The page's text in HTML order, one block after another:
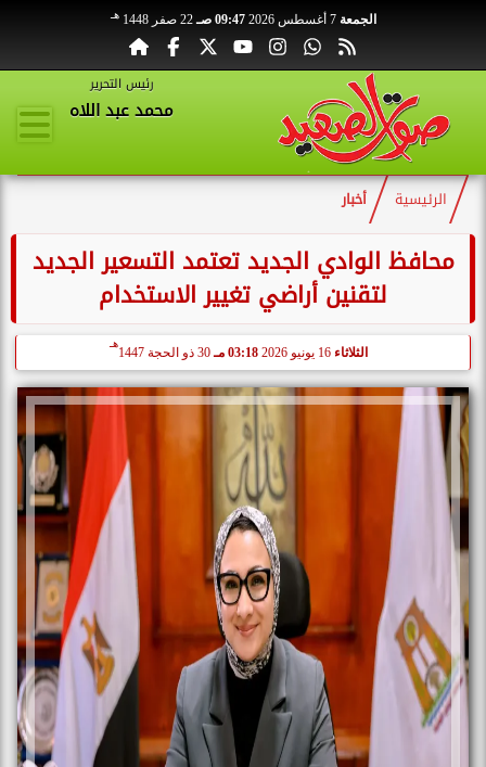
الجمعة 7 أغسطس 2026 09:47 صـ 22 صفر 1448 هـ
رئيس التحرير
محمد عبد اللاه
الرئيسية أخبار
محافظ الوادي الجديد تعتمد التسعير الجديد
لتقنين أراضي تغيير الاستخدام
الثلاثاء 03:18 مـ 30 ذو الحجة 1447
هـ